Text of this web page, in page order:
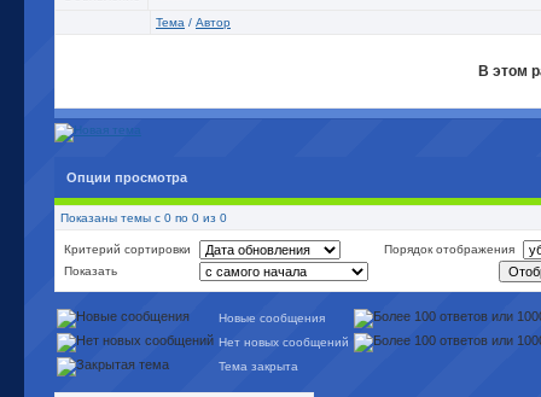
Тема / Автор
В этом
Опции просмотра
Показаны темы с 0 по 0 из 0
Критерий сортировки
Порядок отображения
Показать
Новые сообщения
Нет новых сообщений
Тема закрыта